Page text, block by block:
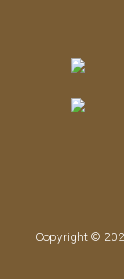
Copyright ©